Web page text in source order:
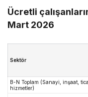
Ücretli
Mart 2026
Sektör
B-N Toplam (Sanayi, inşaat,
hizmetler)